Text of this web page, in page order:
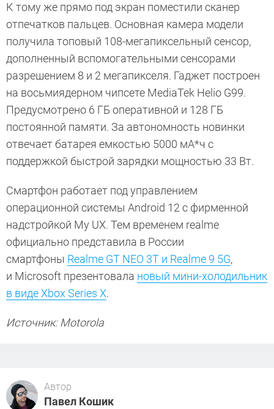
К тому же прямо под экран поместили сканер
отпечатков пальцев. Основная камера модели
получила топовый 108-мегапиксельный сенсор,
дополненный вспомогательными сенсорами
разрешением 8 и 2 мегапикселя. Гаджет построен
на восьмиядерном чипсете MediaTek Helio G99.
Предусмотрено 6 ГБ оперативной и 128 ГБ
постоянной памяти. За автономность новинки
отвечает батарея емкостью 5000 мА*ч с
поддержкой быстрой зарядки мощностью 33 Вт.
Смартфон работает под управлением
операционной системы Android 12 с фирменной
надстройкой My UX. Тем временем realme
официально представила в России
смартфоны Realme GT NEO 3T и Realme 9 5G,
и Microsoft презентовала новый мини-холодильник
в виде Xbox Series X.
Источник: Motorola
Автор
Павел Кошик